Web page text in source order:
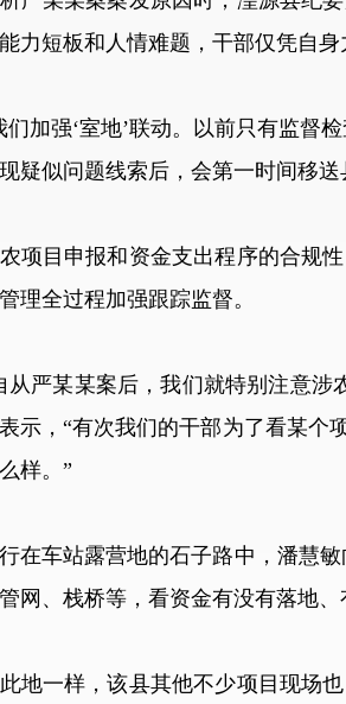
力短板和人情难题，干部仅凭自
强‘室地’联动。以前只有监督检
疑似问题线索后，会第一时间移
目申报和资金支出程序的合规性
理全过程加强跟踪监督。
某某案后，我们就特别注意涉
示，“有次我们的干部为了看某个
样。”
车站露营地的石子路中，潘慧敏
网、栈桥等，看资金有没有落地、
一样，该县其他不少项目现场也